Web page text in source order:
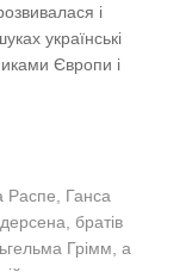
і
українські
Європи і
Распе, Ганса
братів
Грімм, а